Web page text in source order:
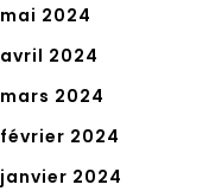
mai 2024
avril 2024
mars 2024
février 2024
janvier 2024